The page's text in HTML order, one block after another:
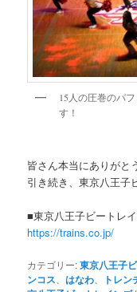
15人の圧巻のパ
す！
皆さん本当にありがと
引き続き、東京八王子
■東京八王子ビートレ
https://trains.co.jp/
カテゴリー:東京八王子
ンコス、はなわ、 トレン